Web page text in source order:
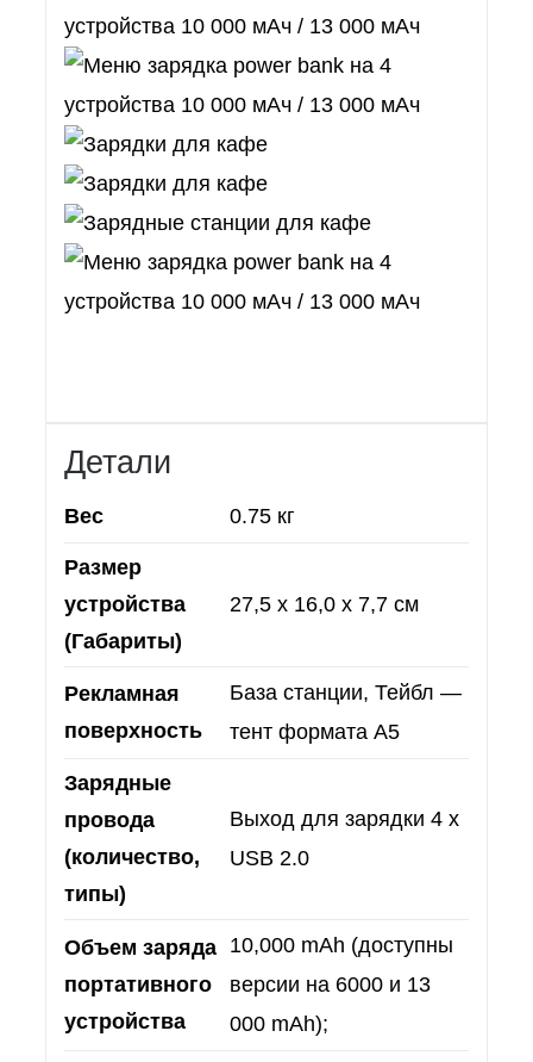
Детали
Вес 0.75 кг
Размер
устройства
(Габариты)
27,5 х 16,0 х 7,7 см
Рекламная
поверхность
База станции, Тейбл —
тент формата А5
Зарядные
провода
(количество,
типы)
Выход для зарядки 4 x
USB 2.0
Объем заряда
портативного
устройства
10,000 mAh (доступны
версии на 6000 и 13
000 mAh);